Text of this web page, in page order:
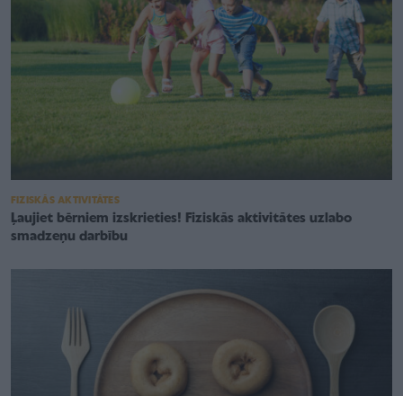
FIZISKĀS AKTIVITĀTES
Ļaujiet bērniem izskrieties! Fiziskās aktivitātes uzlabo
smadzeņu darbību